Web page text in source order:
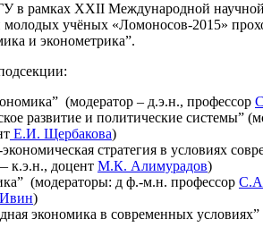
в рамках XXII Международной
молодых учёных «Ломоносов-2015»
и эконометрика”.
(модератор – д.э.н., профессор
развитие и политические системы”
Е.И. Щербакова)
стратегия в условиях
к.э.н., доцент М.К. Алимурадов)
(модераторы: д ф.-м.н. профессор
)
экономика в современных